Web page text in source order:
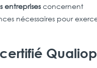
entreprisesconcernent
nécessaires pour